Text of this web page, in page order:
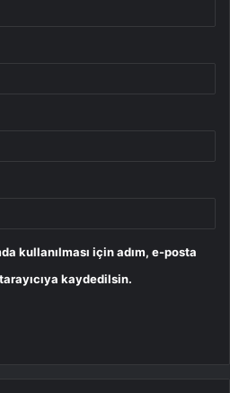
kullanılması için adım, e-posta
kaydedilsin.